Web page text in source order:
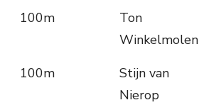
100m
Ton
Winkelmolen
100m
Stijn van
Nierop